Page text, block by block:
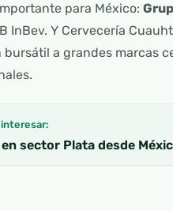
para México:
InBev. Y Cervecería
bursátil a grandes marcas
sector Plata desde